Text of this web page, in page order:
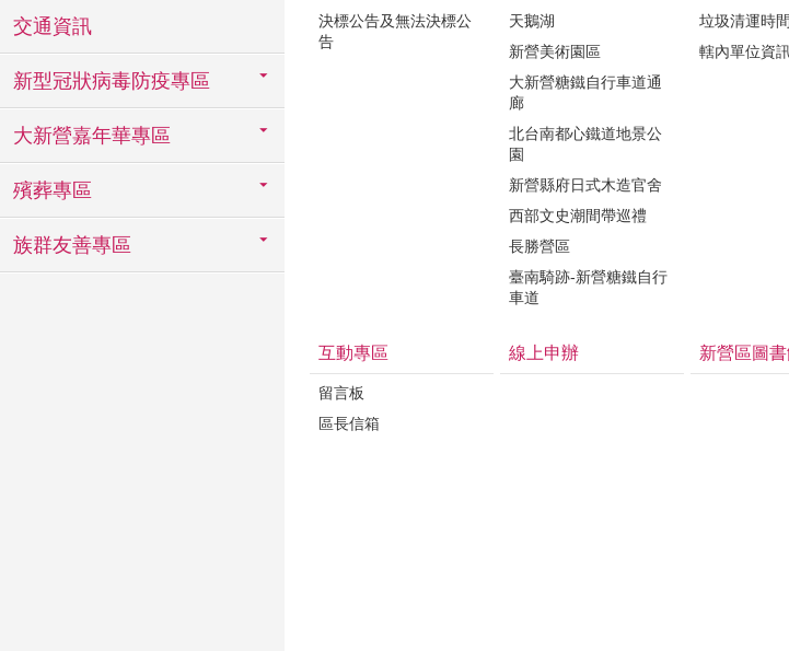
交通資訊
新型冠狀病毒防疫專區
大新營嘉年華專區
殯葬專區
族群友善專區
決標公告及無法決標公
告
天鵝湖
新營美術園區
大新營糖鐵自行車道通
廊
北台南都心鐵道地景公
園
新營縣府日式木造官舍
西部文史潮間帶巡禮
長勝營區
臺南騎跡-新營糖鐵自行
車道
垃圾清運時間
轄內單位資
互動專區
留言板
區長信箱
線上申辦 新營區圖